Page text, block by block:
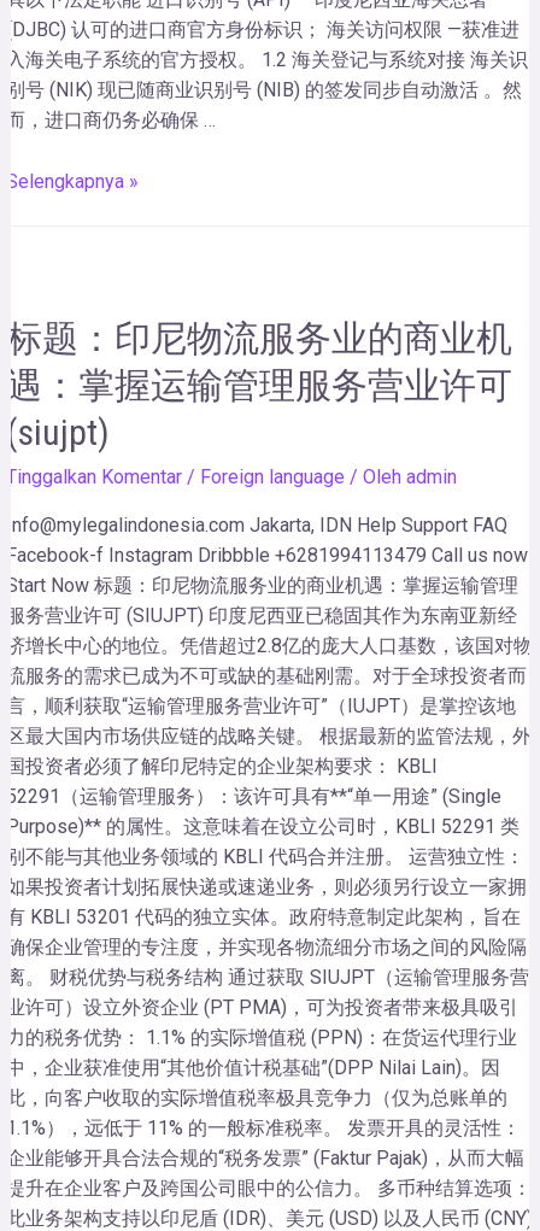
(DJBC) 认可的进口商官方身份标识； 海关访问权限 —获准进
入海关电子系统的官方授权。 1.2 海关登记与系统对接 海关识
别号 (NIK) 现已随商业识别号 (NIB) 的签发同步自动激活 。然
而，进口商仍务必确保 …
Selengkapnya »
标题：印尼物流服务业的商业机
遇：掌握运输管理服务营业许可
(siujpt)
Tinggalkan Komentar / Foreign language / Oleh admin
Info@mylegalindonesia.com Jakarta, IDN Help Support FAQ
Facebook-f Instagram Dribbble +6281994113479 Call us now!
Start Now 标题：印尼物流服务业的商业机遇：掌握运输管理
服务营业许可 (SIUJPT) 印度尼西亚已稳固其作为东南亚新经
济增长中心的地位。凭借超过2.8亿的庞大人口基数，该国对物
流服务的需求已成为不可或缺的基础刚需。对于全球投资者而
言，顺利获取“运输管理服务营业许可”（IUJPT）是掌控该地
区最大国内市场供应链的战略关键。 根据最新的监管法规，外
国投资者必须了解印尼特定的企业架构要求： KBLI
52291（运输管理服务）：该许可具有**“单一用途” (Single
Purpose)** 的属性。这意味着在设立公司时，KBLI 52291 类
别不能与其他业务领域的 KBLI 代码合并注册。 运营独立性：
如果投资者计划拓展快递或速递业务，则必须另行设立一家拥
有 KBLI 53201 代码的独立实体。政府特意制定此架构，旨在
确保企业管理的专注度，并实现各物流细分市场之间的风险隔
离。 财税优势与税务结构 通过获取 SIUJPT（运输管理服务营
业许可）设立外资企业 (PT PMA)，可为投资者带来极具吸引
力的税务优势： 1.1% 的实际增值税 (PPN)：在货运代理行业
中，企业获准使用“其他价值计税基础”(DPP Nilai Lain)。因
此，向客户收取的实际增值税率极具竞争力（仅为总账单的
1.1%），远低于 11% 的一般标准税率。 发票开具的灵活性：
企业能够开具合法合规的“税务发票” (Faktur Pajak)，从而大幅
提升在企业客户及跨国公司眼中的公信力。 多币种结算选项：
此业务架构支持以印尼盾 (IDR)、美元 (USD) 以及人民币 (CNY)